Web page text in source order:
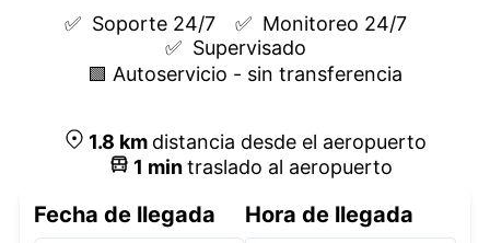
✅ Soporte 24/7 ✅ Monitoreo 24/7
✅ Supervisado
🟩 Autoservicio - sin transferencia
1.8 km distancia desde el aeropuerto
1 mintraslado al aeropuerto
Fecha de llegada Hora de llegada